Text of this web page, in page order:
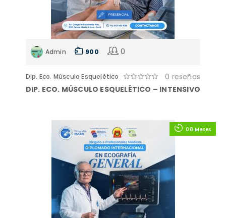
Admin 900 0
Dip. Eco. Músculo Esquelético
0 reseñas
DIP. ECO. MÚSCULO ESQUELÉTICO – INTENSIVO
08 Meses